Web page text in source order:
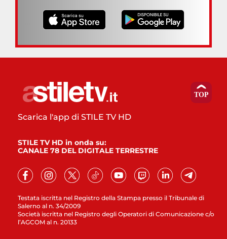
Testata iscritta nel Registro della Stampa presso il Tribunale di
Salerno al n. 34/2009
Società iscritta nel Registro degli Operatori di Comunicazione c/o
l’AGCOM al n. 20133
Scarica l'app di STILE TV HD
STILE TV HD in onda su:
CANALE 78 DEL DIGITALE TERRESTRE